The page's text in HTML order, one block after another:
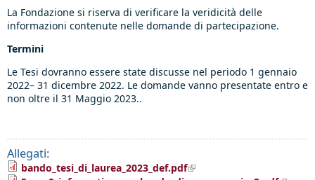
La Fondazione si riserva di verificare la veridicità delle
informazioni contenute nelle domande di partecipazione.
Termini
Le Tesi dovranno essere state discusse nel periodo 1 gennaio
2022– 31 dicembre 2022. Le domande vanno presentate entro e
non oltre il 31 Maggio 2023..
Allegati:
bando_tesi_di_laurea_2023_def.pdf(link is external)